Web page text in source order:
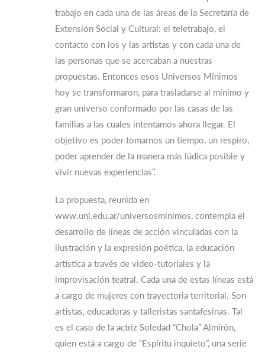
trabajo en cada una de las áreas de la Secretaría de
Extensión Social y Cultural: el teletrabajo, el
contacto con los y las artistas y con cada una de
las personas que se acercaban a nuestras
propuestas. Entonces esos Universos Mïnimos
hoy se transformaron, para trasladarse al mínimo y
gran universo conformado por las casas de las
familias a las cuales intentamos ahora llegar. El
objetivo es poder tomarnos un tiempo, un respiro,
poder aprender de la manera más lúdica posible y
vivir nuevas experiencias”.
La propuesta, reunida en
www.unl.edu.ar/universosminimos, contempla el
desarrollo de líneas de acción vinculadas con la
ilustración y la expresión poética, la educación
artística a través de video-tutoriales y la
improvisación teatral. Cada una de estas líneas está
a cargo de mujeres con trayectoria territorial. Son
artistas, educadoras y talleristas santafesinas. Tal
es el caso de la actriz Soledad “Chola” Almirón,
quien está a cargo de “Espíritu inquieto”, una serie